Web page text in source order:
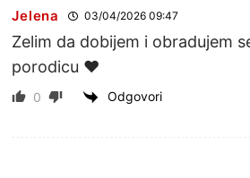
Jelena 03/04/2026 09:47
Zelim da dobijem i obradujem
porodicu ♥️
0 Odgovori